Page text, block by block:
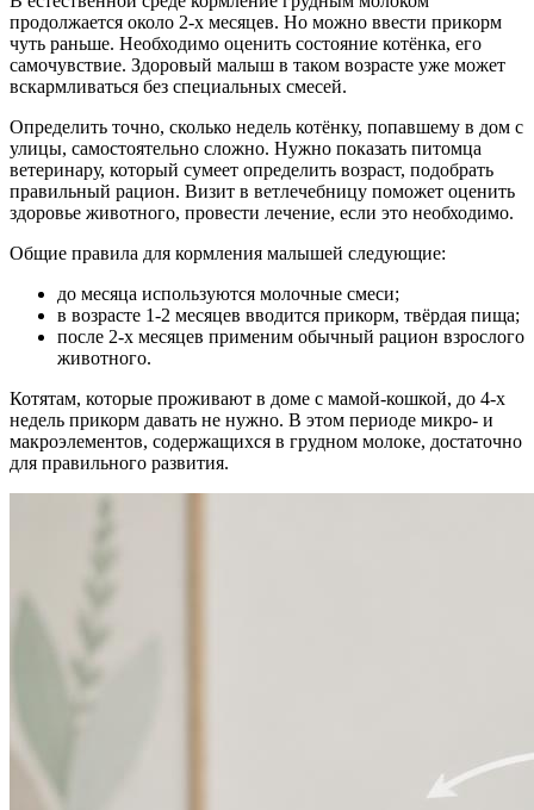
продолжается около 2-х месяцев. Но можно ввести прикорм
чуть раньше. Необходимо оценить состояние котёнка, его
самочувствие. Здоровый малыш в таком возрасте уже может
вскармливаться без специальных смесей.
Определить точно, сколько недель котёнку, попавшему в дом с
улицы, самостоятельно сложно. Нужно показать питомца
ветеринару, который сумеет определить возраст, подобрать
правильный рацион. Визит в ветлечебницу поможет оценить
здоровье животного, провести лечение, если это необходимо.
Общие правила для кормления малышей следующие:
до месяца используются молочные смеси;
в возрасте 1-2 месяцев вводится прикорм, твёрдая пища;
после 2-х месяцев применим обычный рацион взрослого
животного.
Котятам, которые проживают в доме с мамой-кошкой, до 4-х
недель прикорм давать не нужно. В этом периоде микро- и
макроэлементов, содержащихся в грудном молоке, достаточно
для правильного развития.